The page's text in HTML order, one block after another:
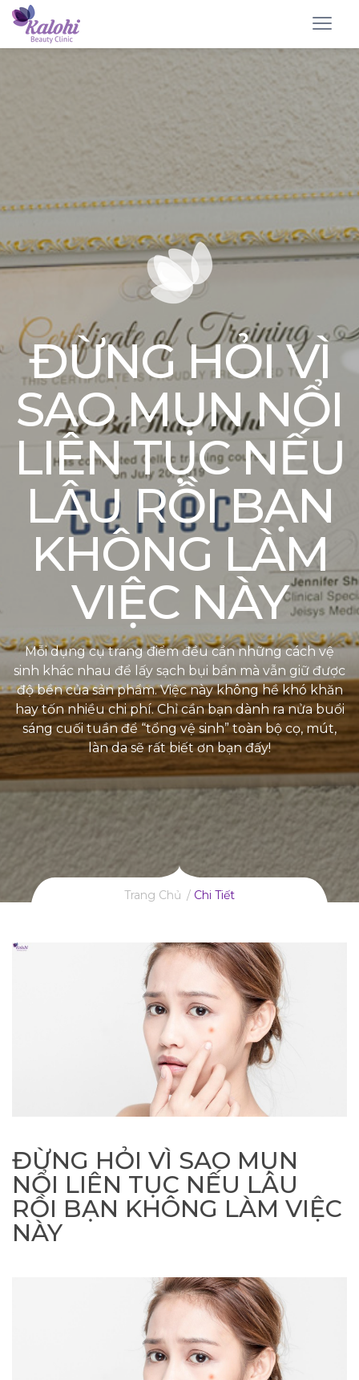
ĐỪNG HỎI VÌ
SAO MỤN NỔI
LIÊN TỤC NẾU
LÂU RỒI BẠN
KHÔNG LÀM
VIỆC NÀY
Mỗi dụng cụ trang điểm đều cần những cách vệ
sinh khác nhau để lấy sạch bụi bẩn mà vẫn giữ được
độ bền của sản phẩm. Việc này không hề khó khăn
hay tốn nhiều chi phí. Chỉ cần bạn dành ra nửa buổi
sáng cuối tuần để “tổng vệ sinh” toàn bộ cọ, mút,
làn da sẽ rất biết ơn bạn đấy!
Trang Chủ Chi Tiết
ĐỪNG HỎI VÌ SAO MỤN
NỔI LIÊN TỤC NẾU LÂU
RỒI BẠN KHÔNG LÀM VIỆC
NÀY